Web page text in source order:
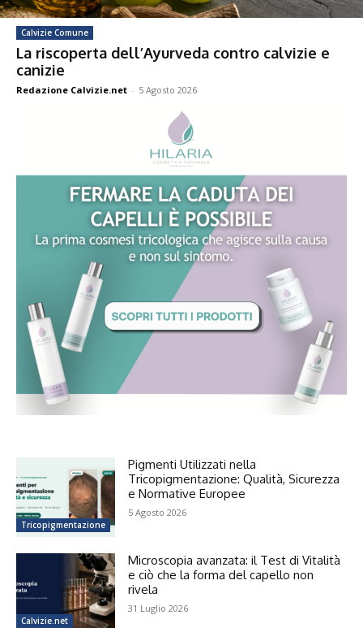
Calvizie Comune
La riscoperta dell’Ayurveda contro calvizie e
canizie
Redazione Calvizie.net - 5 Agosto 2026
Tricopigmentazione
Pigmenti Utilizzati nella
Tricopigmentazione: Qualità, Sicurezza
e Normative Europee
5 Agosto 2026
Calvizie.net
Microscopia avanzata: il Test di Vitalità
e ciò che la forma del capello non
rivela
31 Luglio 2026